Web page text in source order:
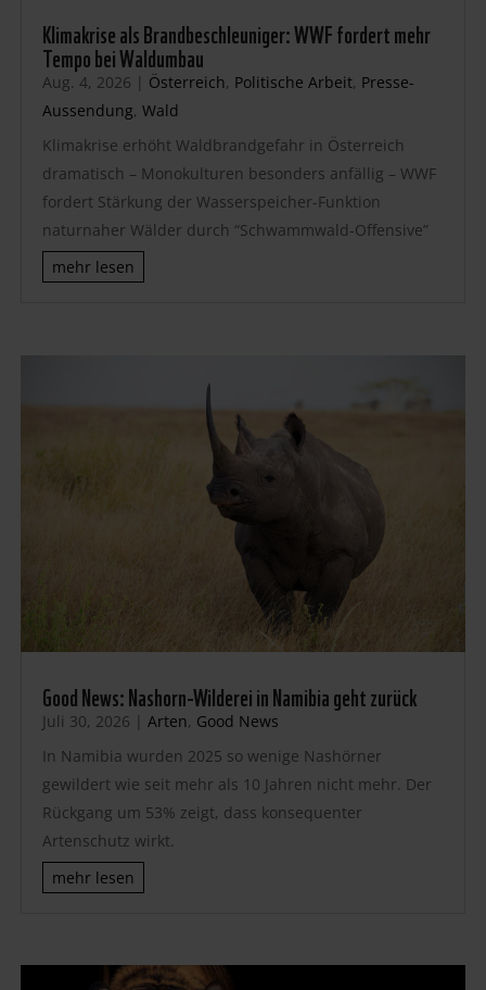
Klimakrise als Brandbeschleuniger: WWF fordert mehr
Tempo bei Waldumbau
Aug. 4, 2026 | Österreich, Politische Arbeit, Presse-
Aussendung, Wald
Klimakrise erhöht Waldbrandgefahr in Österreich
dramatisch – Monokulturen besonders anfällig – WWF
fordert Stärkung der Wasserspeicher-Funktion
naturnaher Wälder durch “Schwammwald-Offensive”
mehr lesen
Good News: Nashorn-Wilderei in Namibia geht zurück
Juli 30, 2026 | Arten, Good News
In Namibia wurden 2025 so wenige Nashörner
gewildert wie seit mehr als 10 Jahren nicht mehr. Der
Rückgang um 53% zeigt, dass konsequenter
Artenschutz wirkt.
mehr lesen